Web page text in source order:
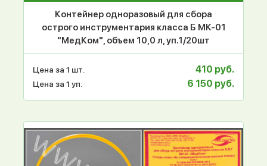
Контейнер одноразовый для сбора
острого инструментария класса Б МК-01
"МедКом", объем 10,0 л, уп.1/20шт
Цена за 1 шт. 410 руб.
Цена за 1 уп. 6 150 руб.